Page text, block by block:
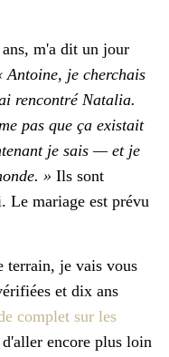
m'a dit un jour
Antoine, je cherchais
rencontré Natalia.
pas que ça existait
je sais — et je
» Ils sont
Le mariage est prévu
terrain, je vais vous
et dix ans
complet sur les
encore plus loin